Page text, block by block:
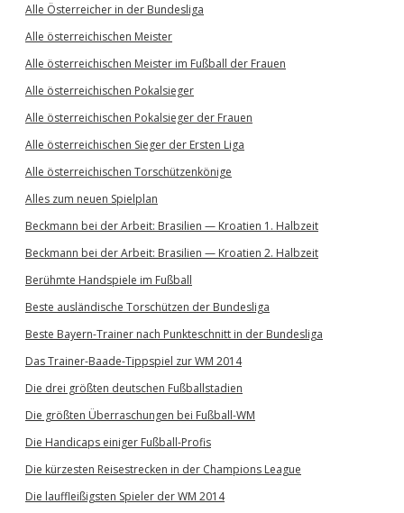
Alle Österreicher in der Bundesliga
Alle österreichischen Meister
Alle österreichischen Meister im Fußball der Frauen
Alle österreichischen Pokalsieger
Alle österreichischen Pokalsieger der Frauen
Alle österreichischen Sieger der Ersten Liga
Alle österreichischen Torschützenkönige
Alles zum neuen Spielplan
Beckmann bei der Arbeit: Brasilien — Kroatien 1. Halbzeit
Beckmann bei der Arbeit: Brasilien — Kroatien 2. Halbzeit
Berühmte Handspiele im Fußball
Beste ausländische Torschützen der Bundesliga
Beste Bayern-Trainer nach Punkteschnitt in der Bundesliga
Das Trainer-Baade-Tippspiel zur WM 2014
Die drei größten deutschen Fußballstadien
Die größten Überraschungen bei Fußball-WM
Die Handicaps einiger Fußball-Profis
Die kürzesten Reisestrecken in der Champions League
Die lauffleißigsten Spieler der WM 2014